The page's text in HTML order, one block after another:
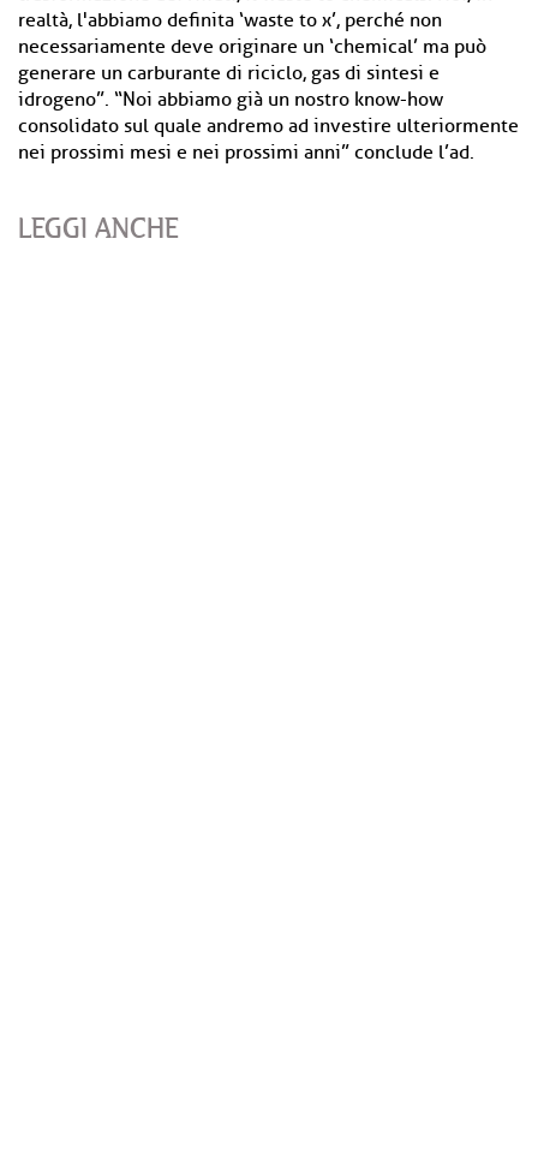
realtà, l'abbiamo definita ‘waste to x’, perché non
necessariamente deve originare un ‘chemical’ ma può
generare un carburante di riciclo, gas di sintesi e
idrogeno”. “Noi abbiamo già un nostro know-how
consolidato sul quale andremo ad investire ulteriormente
nei prossimi mesi e nei prossimi anni” conclude l’ad.
LEGGI ANCHE